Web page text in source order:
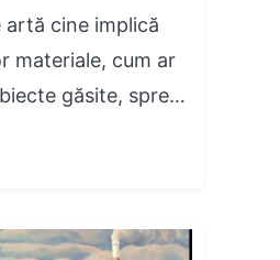
artă cine implică
materiale, cum ar
găsite, spre…